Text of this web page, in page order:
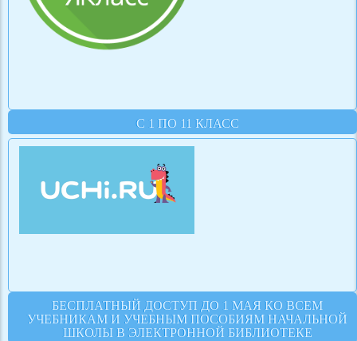
С 1 ПО 11 КЛАСС
БЕСПЛАТНЫЙ ДОСТУП ДО 1 МАЯ КО ВСЕМ
УЧЕБНИКАМ И УЧЕБНЫМ ПОСОБИЯМ НАЧАЛЬНОЙ
ШКОЛЫ В ЭЛЕКТРОННОЙ БИБЛИОТЕКЕ